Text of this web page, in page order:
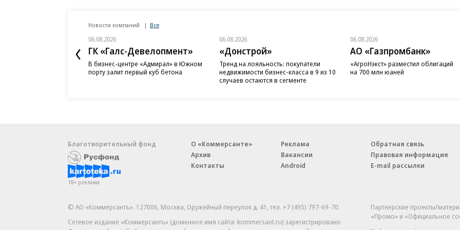
Новости компаний Все
06.08.2026
ГК «Галс-Девелопмент»
В бизнес-центре «Адмирал» в Южном
порту залит первый куб бетона
06.08.2026
«Донстрой»
Тренд на лояльность: покупатели
недвижимости бизнес-класса в 9 из 10
случаев остаются в сегменте
06.08.2026
АО «Газпромбанк»
«АгроНэкст» разместил облигаций
на 700 млн юаней
Благотворительный фонд
18+ реклама
О «Коммерсанте»
Архив
Контакты
Реклама
Вакансии
Android
Обратная связь
Правовая информация
E-mail рассылки
© АО «Коммерсантъ». 127006, Москва, Оружейный переулок д. 41,тел. +7 (495) 797-69-70.
Сетевое издание «Коммерсантъ» (доменное имя сайта: kommersant.ru) зарегистрировано
Партнерские проекты/
«Промо» и «Официальное